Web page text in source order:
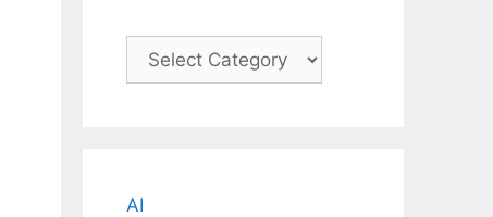
Categories
AI